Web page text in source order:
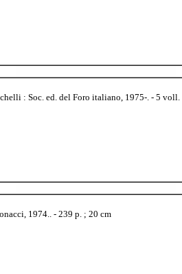
: Soc. ed. del Foro italiano, 1975-. - 5
1974.. - 239 p. ; 20 cm